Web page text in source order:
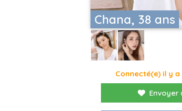
Chana, 38 ans
Connecté(e) il y a
Envoyer